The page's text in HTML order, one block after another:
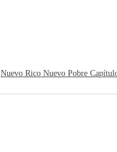
Nuevo Rico Nuevo Pobre